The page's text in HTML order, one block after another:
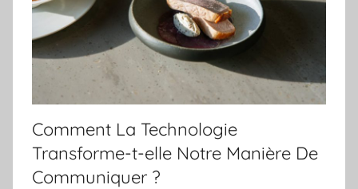
Comment La Technologie
Transforme-t-elle Notre Manière De
Communiquer ?